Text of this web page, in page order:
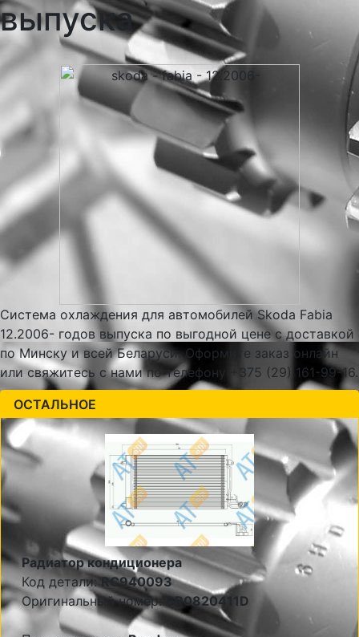
выпуска
Система охлаждения для автомобилей Skoda Fabia
12.2006- годов выпуска по выгодной цене с доставкой
по Минску и всей Беларуси. Оформите заказ онлайн
или свяжитесь с нами по телефону +375 (29) 161-99-16.
ОСТАЛЬНОЕ
Радиатор кондиционера
Код детали: RC940093
Оригинальный номер: 6R0820411D